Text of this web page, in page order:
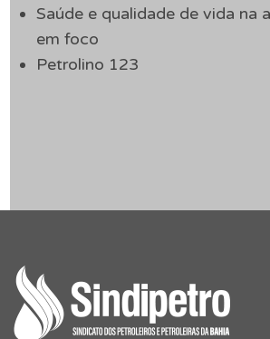
Saúde e qualidade de vida na
em foco
Petrolino 123